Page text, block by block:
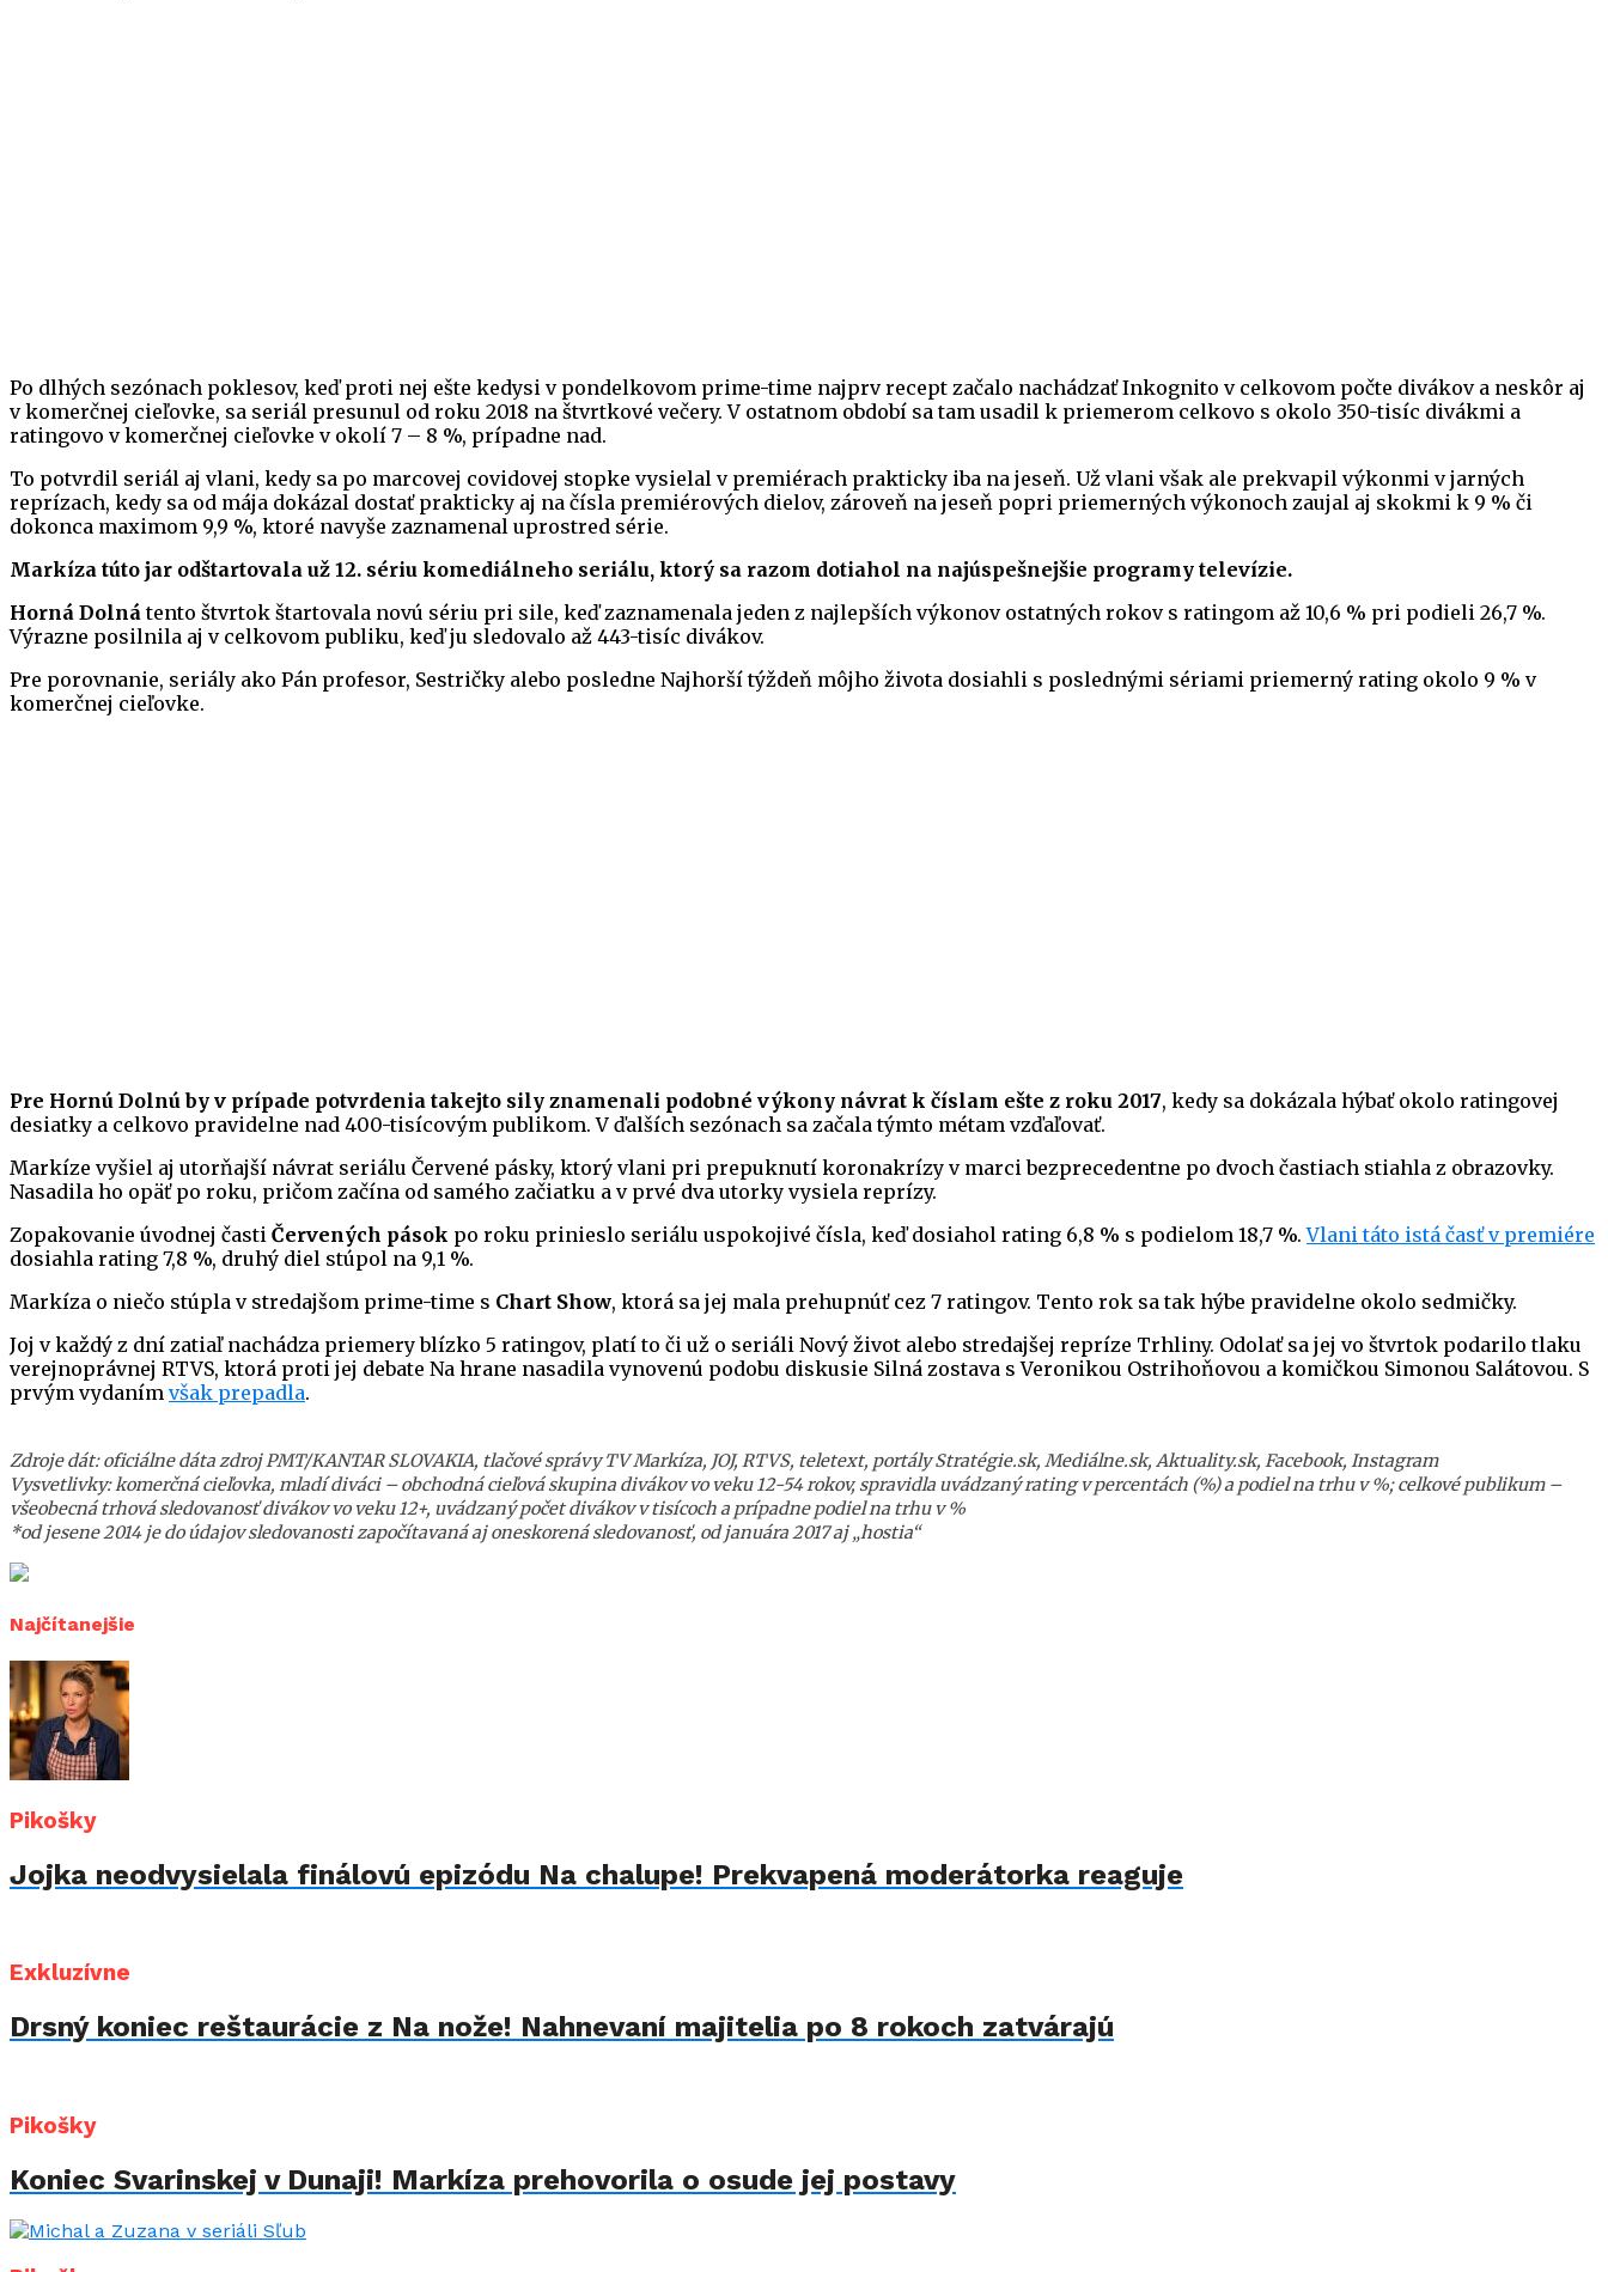
Po dlhých sezónach poklesov, keď proti nej ešte kedysi v pondelkovom prime-time najprv recept začalo nachádzať Inkognito v celkovom počte divákov a neskôr aj
v komerčnej cieľovke, sa seriál presunul od roku 2018 na štvrtkové večery. V ostatnom období sa tam usadil k priemerom celkovo s okolo 350-tisíc divákmi a
ratingovo v komerčnej cieľovke v okolí 7 – 8 %, prípadne nad.
To potvrdil seriál aj vlani, kedy sa po marcovej covidovej stopke vysielal v premiérach prakticky iba na jeseň. Už vlani však ale prekvapil výkonmi v jarných
reprízach, kedy sa od mája dokázal dostať prakticky aj na čísla premiérových dielov, zároveň na jeseň popri priemerných výkonoch zaujal aj skokmi k 9 % či
dokonca maximom 9,9 %, ktoré navyše zaznamenal uprostred série.
Markíza túto jar odštartovala už 12. sériu komediálneho seriálu, ktorý sa razom dotiahol na najúspešnejšie programy televízie.
Horná Dolnátento štvrtok štartovala novú sériu pri sile, keď zaznamenala jeden z najlepších výkonov ostatných rokov s ratingom až 10,6 % pri podieli 26,7 %.
Výrazne posilnila aj v celkovom publiku, keď ju sledovalo až 443-tisíc divákov.
Pre porovnanie, seriály ako Pán profesor, Sestričky alebo posledne Najhorší týždeň môjho života dosiahli s poslednými sériami priemerný rating okolo 9 % v
komerčnej cieľovke.
Pre Hornú Dolnú by v prípade potvrdenia takejto sily znamenali podobné výkony návrat k číslam ešte z roku 2017, kedy sa dokázala hýbať okolo ratingovej
desiatky a celkovo pravidelne nad 400-tisícovým publikom. V ďalších sezónach sa začala týmto métam vzďaľovať.
Markíze vyšiel aj utorňajší návrat seriálu Červené pásky, ktorý vlani pri prepuknutí koronakrízy v marci bezprecedentne po dvoch častiach stiahla z obrazovky.
Nasadila ho opäť po roku, pričom začína od samého začiatku a v prvé dva utorky vysiela reprízy.
Zopakovanie úvodnej časti Červených pások po roku prinieslo seriálu uspokojivé čísla, keď dosiahol rating 6,8 % s podielom 18,7 %.Vlani táto istá časť v premiére
dosiahla rating 7,8 %, druhý diel stúpol na 9,1 %.
Markíza o niečo stúpla v stredajšom prime-time s Chart Show, ktorá sa jej mala prehupnúť cez 7 ratingov. Tento rok sa tak hýbe pravidelne okolo sedmičky.
Joj v každý z dní zatiaľ nachádza priemery blízko 5 ratingov, platí to či už o seriáli Nový život alebo stredajšej repríze Trhliny. Odolať sa jej vo štvrtok podarilo tlaku
verejnoprávnej RTVS, ktorá proti jej debate Na hrane nasadila vynovenú podobu diskusie Silná zostava s Veronikou Ostrihoňovou a komičkou Simonou Salátovou. S
prvým vydaním však prepadla.
Zdroje dát: oficiálne dáta zdroj PMT/KANTAR SLOVAKIA, tlačové správy TV Markíza, JOJ, RTVS, teletext, portály Stratégie.sk, Mediálne.sk, Aktuality.sk, Facebook, Instagram
Vysvetlivky: komerčná cieľovka, mladí diváci – obchodná cieľová skupina divákov vo veku 12-54 rokov, spravidla uvádzaný rating v percentách (%) a podiel na trhu v %; celkové publikum –
všeobecná trhová sledovanosť divákov vo veku 12+, uvádzaný počet divákov v tisícoch a prípadne podiel na trhu v %
*od jesene 2014 je do údajov sledovanosti započítavaná aj oneskorená sledovanosť, od januára 2017 aj „hostia“
Najčítanejšie
Pikošky
Jojka neodvysielala finálovú epizódu Na chalupe! Prekvapená moderátorka reaguje
Exkluzívne
Drsný koniec reštaurácie z Na nože! Nahnevaní majitelia po 8 rokoch zatvárajú
Pikošky
Koniec Svarinskej v Dunaji! Markíza prehovorila o osude jej postavy